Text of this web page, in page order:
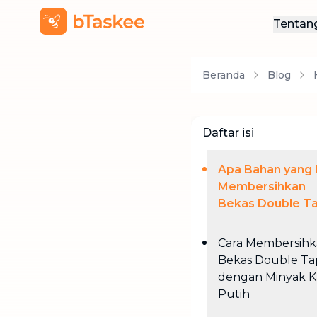
Beranda Blog
Daftar isi
Apa Bahan yang
Membersihkan
Bekas Double
Cara
Bekas Double
dengan Minyak
Putih